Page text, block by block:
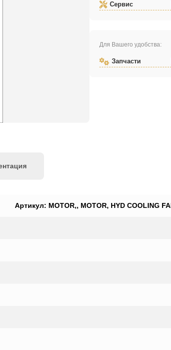
Сервис
Для Вашего удобства:
Запчасти
Артикул: MOTOR,, MOTOR, HYD COOLING